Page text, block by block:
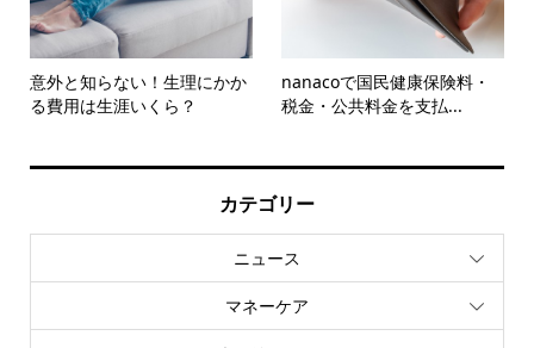
意外と知らない！生理にかか
る費用は生涯いくら？
nanacoで国民健康保険料・
税金・公共料金を支払...
カテゴリー
ニュース
マネーケア